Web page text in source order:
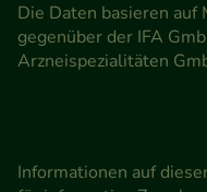
Die Daten basieren
gegenüber der IFA
Arzneispezialitäten
Informationen auf